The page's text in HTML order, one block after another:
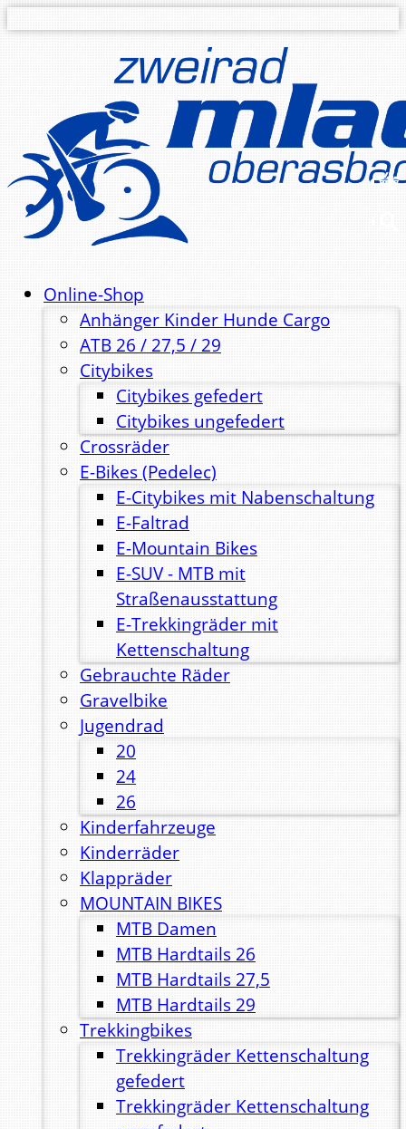
Online-Shop
Anhänger Kinder Hunde Cargo
ATB 26 / 27,5 / 29
Citybikes
Citybikes gefedert
Citybikes ungefedert
Crossräder
E-Bikes (Pedelec)
E-Citybikes mit Nabenschaltung
E-Faltrad
E-Mountain Bikes
E-SUV - MTB mit
Straßenausstattung
E-Trekkingräder mit
Kettenschaltung
Gebrauchte Räder
Gravelbike
Jugendrad
20
24
26
Kinderfahrzeuge
Kinderräder
Klappräder
MOUNTAIN BIKES
MTB Damen
MTB Hardtails 26
MTB Hardtails 27,5
MTB Hardtails 29
Trekkingbikes
Trekkingräder Kettenschaltung
gefedert
Trekkingräder Kettenschaltung